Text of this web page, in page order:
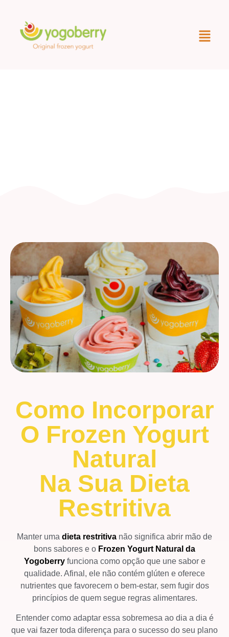
Como Incorporar
O Frozen Yogurt
Natural
Na Sua Dieta
Restritiva
Manter uma dieta restritiva não significa abrir mão de
bons sabores e o Frozen Yogurt Natural da
Yogoberryfunciona como opção que une sabor e
qualidade. Afinal, ele não contém glúten e oferece
nutrientes que favorecem o bem-estar, sem fugir dos
princípios de quem segue regras alimentares.
Entender como adaptar essa sobremesa ao dia a dia é
que vai fazer toda diferença para o sucesso do seu plano